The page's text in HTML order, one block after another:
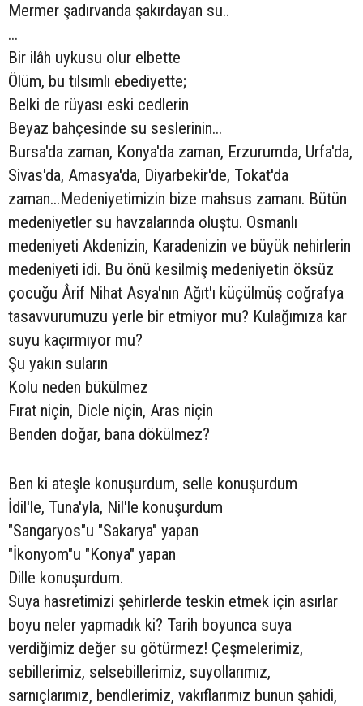
Mermer şadırvanda şakırdayan su..
...
Bir ilâh uykusu olur elbette
Ölüm, bu tılsımlı ebediyette;
Belki de rüyası eski cedlerin
Beyaz bahçesinde su seslerinin...
Bursa'da zaman, Konya'da zaman, Erzurumda, Urfa'da,
Sivas'da, Amasya'da, Diyarbekir'de, Tokat'da
zaman...Medeniyetimizin bize mahsus zamanı. Bütün
medeniyetler su havzalarında oluştu. Osmanlı
medeniyeti Akdenizin, Karadenizin ve büyük nehirlerin
medeniyeti idi. Bu önü kesilmiş medeniyetin öksüz
çocuğu Ârif Nihat Asya'nın Ağıt'ı küçülmüş coğrafya
tasavvurumuzu yerle bir etmiyor mu? Kulağımıza kar
suyu kaçırmıyor mu?
Şu yakın suların
Kolu neden bükülmez
Fırat niçin, Dicle niçin, Aras niçin
Benden doğar, bana dökülmez?
Ben ki ateşle konuşurdum, selle konuşurdum
İdil'le, Tuna'yla, Nil'le konuşurdum
"Sangaryos"u "Sakarya" yapan
"İkonyom"u "Konya" yapan
Dille konuşurdum.
Suya hasretimizi şehirlerde teskin etmek için asırlar
boyu neler yapmadık ki? Tarih boyunca suya
verdiğimiz değer su götürmez! Çeşmelerimiz,
sebillerimiz, selsebillerimiz, suyollarımız,
sarnıçlarımız, bendlerimiz, vakıflarımız bunun şahidi,